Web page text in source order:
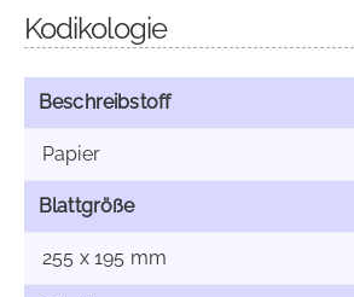
Kodikologie
Beschreibstoff
Papier
Blattgröße
255 x 195 mm